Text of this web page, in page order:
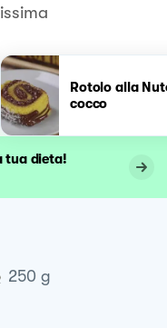
Rotolo alla
cocco
tua dieta!
250 g